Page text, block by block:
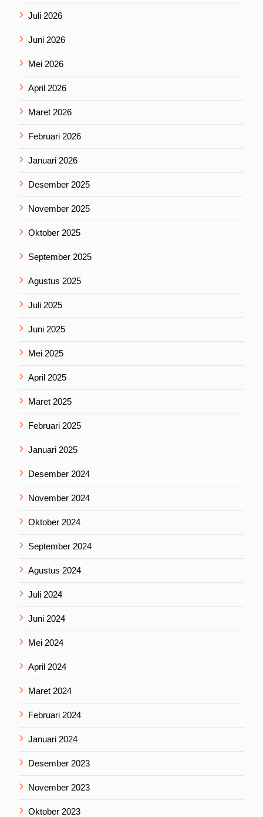
Juli 2026
Juni 2026
Mei 2026
April 2026
Maret 2026
Februari 2026
Januari 2026
Desember 2025
November 2025
Oktober 2025
September 2025
Agustus 2025
Juli 2025
Juni 2025
Mei 2025
April 2025
Maret 2025
Februari 2025
Januari 2025
Desember 2024
November 2024
Oktober 2024
September 2024
Agustus 2024
Juli 2024
Juni 2024
Mei 2024
April 2024
Maret 2024
Februari 2024
Januari 2024
Desember 2023
November 2023
Oktober 2023